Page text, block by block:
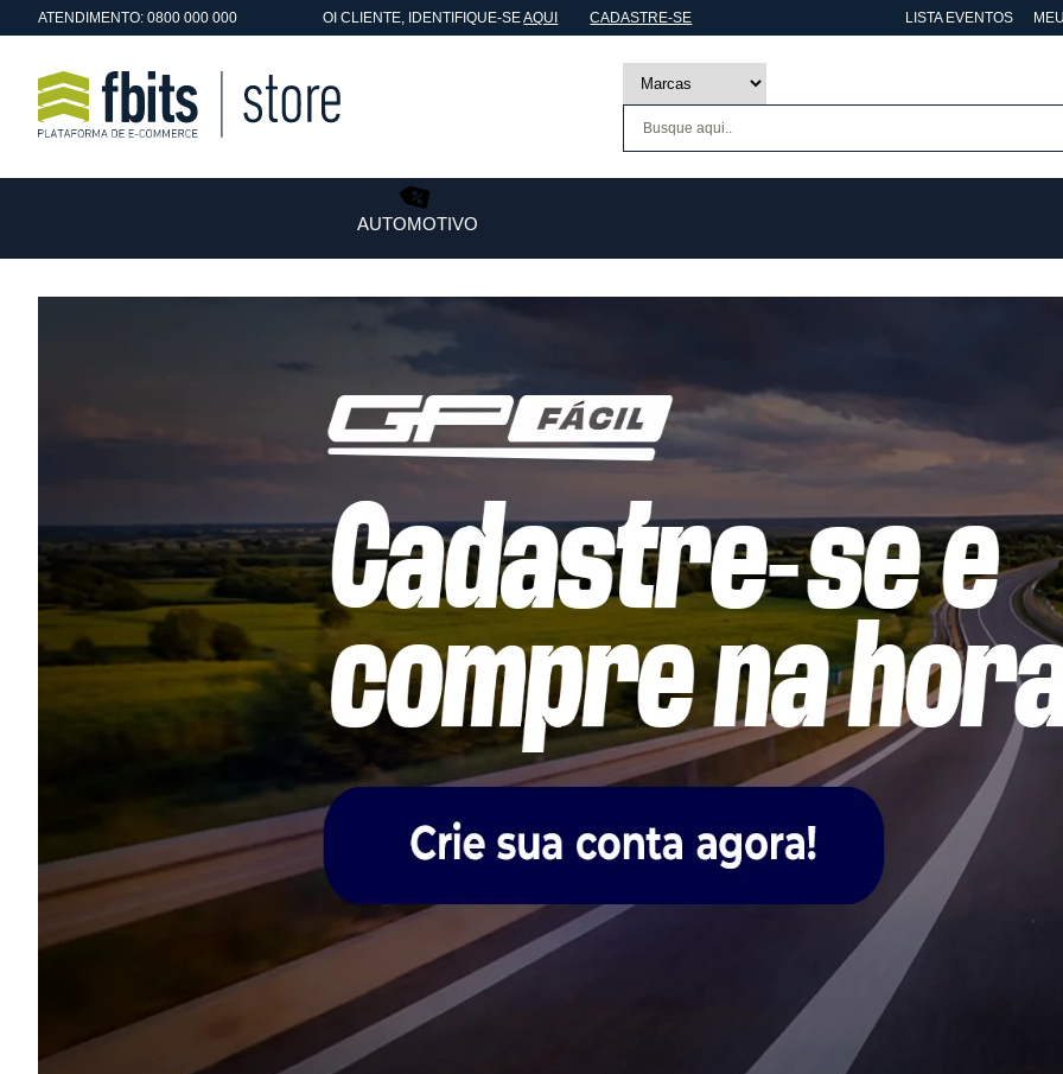
ATENDIMENTO: 0800 000 000 OICLIENTE, IDENTIFIQUE-SEAQUI CADASTRE-SE LISTA EVENTOS
AUTOMOTIVO